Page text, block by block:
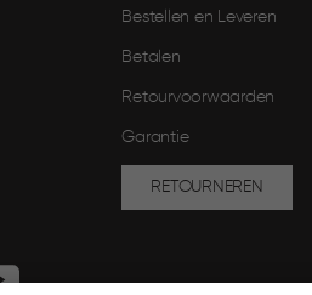
Bestellen en Leveren​
Betalen
Retourvoorwaarden
Garantie
RETOURNEREN